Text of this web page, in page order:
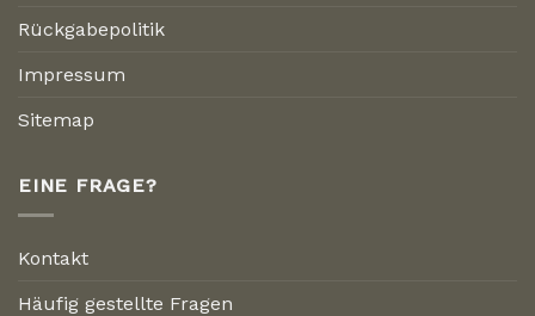
Rückgabepolitik
Impressum
Sitemap
EINE FRAGE?
Kontakt
Häufig gestellte Fragen